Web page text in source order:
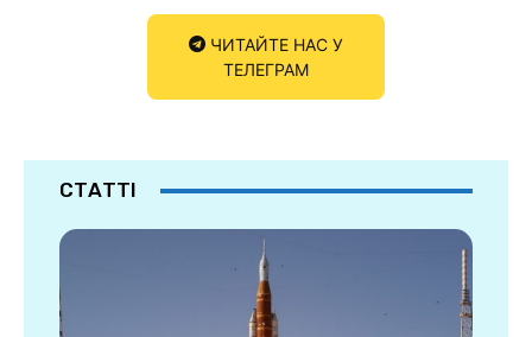
ЧИТАЙТЕ НАС У
ТЕЛЕГРАМ
СТАТТІ